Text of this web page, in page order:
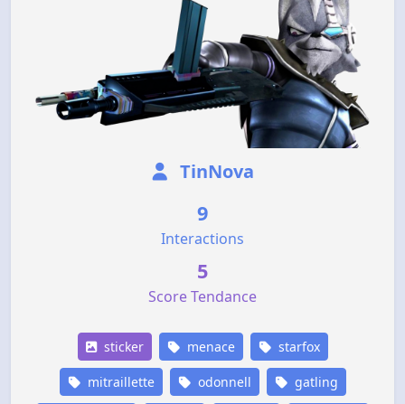
TinNova
9
Interactions
5
Score Tendance
sticker menace starfox
mitraillette odonnell gatling